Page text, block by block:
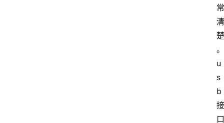
常
清
楚
。
u
s
b
接
口